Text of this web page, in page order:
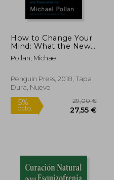
5%
dcto.
How to Change Your
Mind: What the New
Science of
Psychedelics Teaches
Consciousness, Dying,
Addiction,
Transcendence (en
Inglés)
Pollan, Michael
Penguin Press, 2018, Tapa
Dura, Nuevo